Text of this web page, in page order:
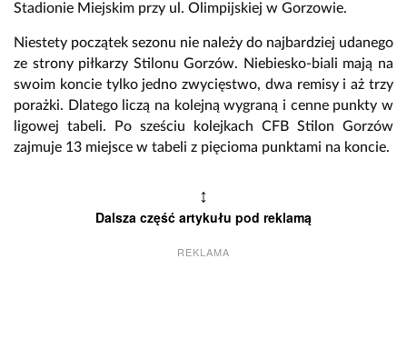
Stadionie Miejskim przy ul. Olimpijskiej w Gorzowie.
Niestety początek sezonu nie należy do najbardziej udanego
ze strony piłkarzy Stilonu Gorzów. Niebiesko-biali mają na
swoim koncie tylko jedno zwycięstwo, dwa remisy i aż trzy
porażki. Dlatego liczą na kolejną wygraną i cenne punkty w
ligowej tabeli. Po sześciu kolejkach CFB Stilon Gorzów
zajmuje 13 miejsce w tabeli z pięcioma punktami na koncie.
↕
Dalsza część artykułu pod reklamą
REKLAMA